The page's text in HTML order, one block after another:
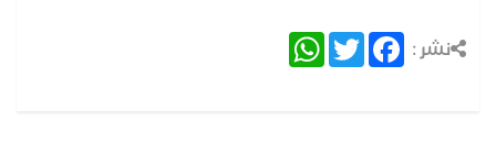
نشر : Facebook
Twitter
WhatsApp